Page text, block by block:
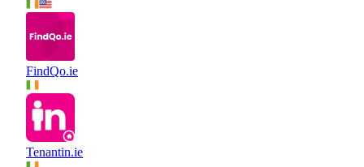
FindQo.ie
Tenantin.ie